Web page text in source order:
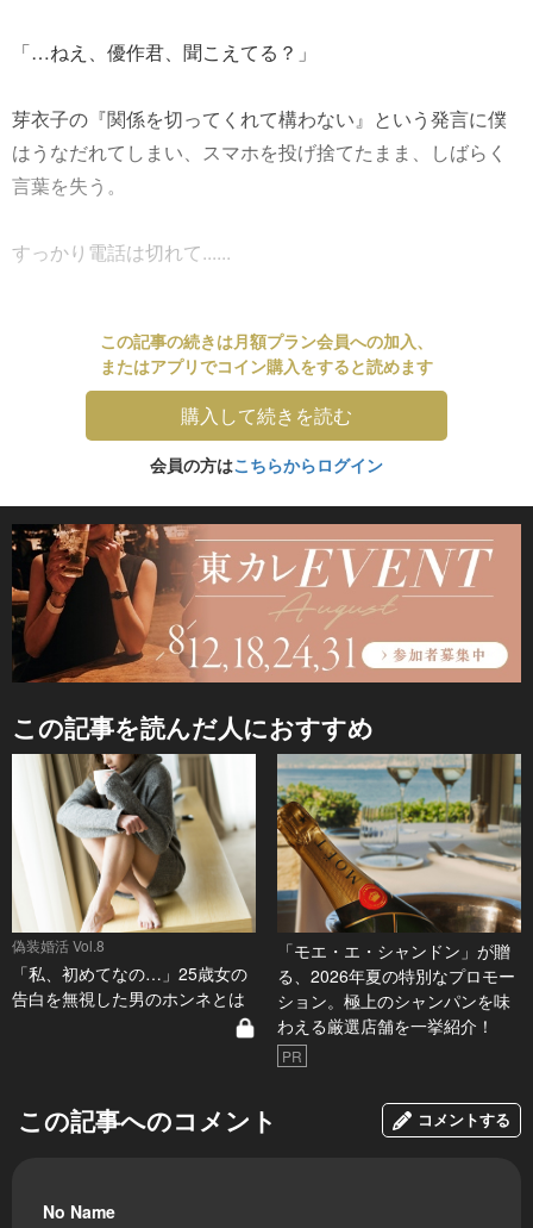
「…ねえ、優作君、聞こえてる？」
芽衣子の『関係を切ってくれて構わない』という発言に僕
はうなだれてしまい、スマホを投げ捨てたまま、しばらく
言葉を失う。
すっかり電話は切れて......
この記事の続きは月額プラン会員への加入、
またはアプリでコイン購入をすると読めます
購入して続きを読む
会員の方はこちらからログイン
この記事を読んだ人におすすめ
偽装婚活 Vol.8
「私、初めてなの…」25歳女の
告白を無視した男のホンネとは
「モエ・エ・シャンドン」が贈
る、2026年夏の特別なプロモー
ション。極上のシャンパンを味
わえる厳選店舗を一挙紹介！
PR
この記事へのコメント コメントする
No Name